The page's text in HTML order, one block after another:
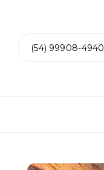
(54) 99908-4940